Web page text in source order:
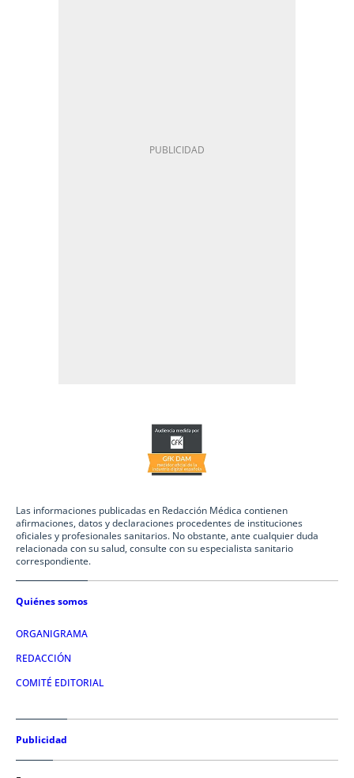
Las informaciones publicadas en Redacción Médica contienen
afirmaciones, datos y declaraciones procedentes de instituciones
oficiales y profesionales sanitarios. No obstante, ante cualquier duda
relacionada con su salud, consulte con su especialista sanitario
correspondiente.
Quiénes somos
ORGANIGRAMA
REDACCIÓN
COMITÉ EDITORIAL
Publicidad